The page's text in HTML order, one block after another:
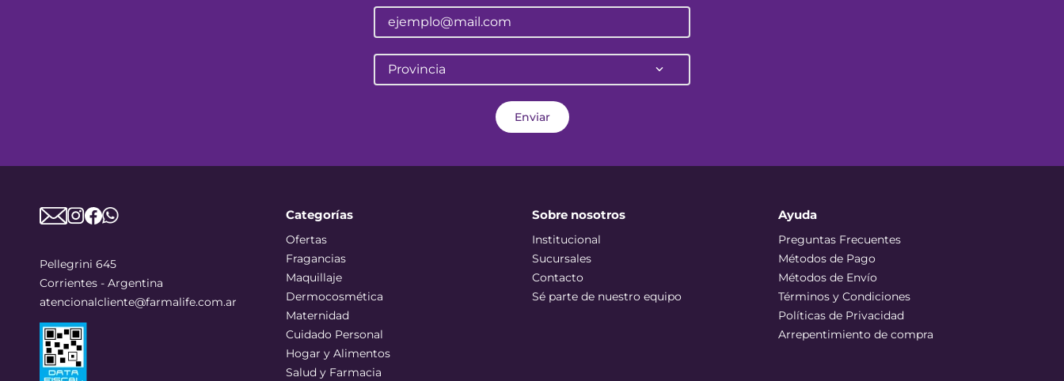
Provincia
Enviar
Pellegrini 645
Corrientes - Argentina
atencionalcliente@farmalife.com.ar
Categorías
Ofertas
Fragancias
Maquillaje
Dermocosmética
Maternidad
Cuidado Personal
Hogar y Alimentos
Salud y Farmacia
Sobre nosotros
Institucional
Sucursales
Contacto
Sé parte de nuestro equipo
Ayuda
Preguntas Frecuentes
Métodos de Pago
Métodos de Envío
Términos y Condiciones
Políticas de Privacidad
Arrepentimiento de compra